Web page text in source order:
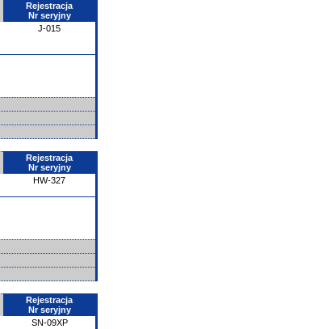
Rejestracja
Nr seryjny
J-015
Rejestracja
Nr seryjny
HW-327
Rejestracja
Nr seryjny
SN-09XP